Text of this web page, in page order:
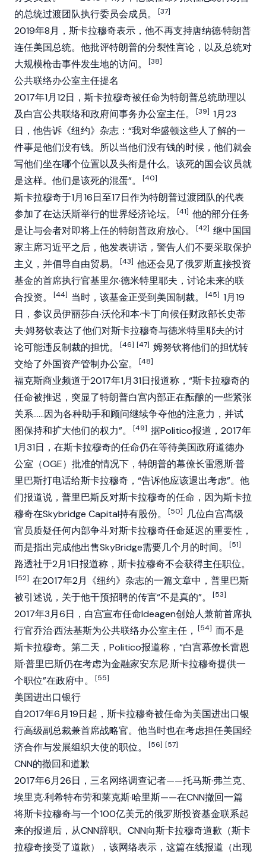
的总统过渡团队执行委员会成员。
[37]
2019年8月，斯卡拉穆奇表示，他不再支持唐纳德·特朗普
连任美国总统。他批评特朗普的分裂性言论，以及总统对
大规模枪击事件发生地的访问。
[38]
公共联络办公室主任提名
2017年1月12日，斯卡拉穆奇被任命为特朗普总统助理以
及白宫公共联络和政府间事务办公室主任。
[39] 1月23
日，他告诉《纽约》杂志：“我对华盛顿这些人了解的一
件事是他们没有钱。所以当他们没有钱的时候，他们就会
写他们坐在哪个位置以及头衔是什么。该死的国会议员就
是这样。他们是该死的混蛋”。
[40]
斯卡拉穆奇于1月16日至17日作为特朗普过渡团队的代表
参加了在达沃斯举行的世界经济论坛。
[41] 他的部分任务
是让与会者对即将上任的特朗普政府放心。
[42] 继中国国
家主席习近平之后，他发表讲话，警告人们不要采取保护
主义，并倡导自由贸易。
[43] 他还会见了俄罗斯直接投资
基金的首席执行官基里尔·德米特里耶夫，讨论未来的联
合投资。
[44] 当时，该基金正受到美国制裁。 [45] 1月19
日，参议员伊丽莎白·沃伦和本·卡丁向候任财政部长史蒂
夫·姆努钦表达了他们对斯卡拉穆奇与德米特里耶夫的讨
论可能违反制裁的担忧。
[46] [47] 姆努钦将他们的担忧转
交给了外国资产管制办公室。
[48]
福克斯商业频道于2017年1月31日报道称，“斯卡拉穆奇的
任命被推迟，突显了特朗普白宫内部正在酝酿的一些紧张
关系……因为各种助手和顾问继续争夺他的注意力，并试
图保持和扩大他们的权力”。
[49] 据Politico报道，2017年
1月31日，在斯卡拉穆奇的任命仍在等待美国政府道德办
公室（OGE）批准的情况下，特朗普的幕僚长雷恩斯·普
里巴斯打电话给斯卡拉穆奇，“告诉他应该退出考虑”。他
们报道说，普里巴斯反对斯卡拉穆奇的任命，因为斯卡拉
穆奇在Skybridge Capital持有股份。
[50] 几位白宫高级
官员质疑任何内部争斗对斯卡拉穆奇任命延迟的重要性，
而是指出完成他出售SkyBridge需要几个月的时间。
[51]
路透社于2月1日报道称，斯卡拉穆奇不会获得主任职位。
[52] 在2017年2月《纽约》杂志的一篇文章中，普里巴斯
被引述说，关于他干预招聘的传言“不是真的”。
[53]
2017年3月6日，白宫宣布任命Ideagen创始人兼前首席执
行官乔治·西法基斯为公共联络办公室主任， [54] 而不是
斯卡拉穆奇。第二天，Politico报道称，“白宫幕僚长雷恩
斯·普里巴斯仍在考虑为金融家安东尼·斯卡拉穆奇提供一
个职位”在政府中。
[55]
美国进出口银行
自2017年6月19日起，斯卡拉穆奇被任命为美国进出口银
行高级副总裁兼首席战略官。他当时也在考虑担任美国经
济合作与发展组织大使的职位。
[56] [57]
CNN的撤回和道歉
2017年6月26日，三名网络调查记者——托马斯·弗兰克、
埃里克·利希特布劳和莱克斯·哈里斯——在CNN撤回一篇
将斯卡拉穆奇与一个100亿美元的俄罗斯投资基金联系起
来的报道后，从CNN辞职。CNN向斯卡拉穆奇道歉（斯卡
拉穆奇接受了道歉），该网络表示，这篇在线报道（出现